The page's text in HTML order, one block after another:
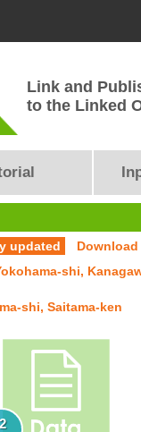
Link and
to the Linked
updated
shi,
shi, Saitama-ken
2